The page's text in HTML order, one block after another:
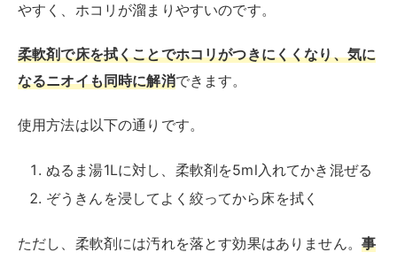
やすく、ホコリが溜まりやすいのです。
柔軟剤で床を拭くことでホコリがつきにくくなり、気に
なるニオイも同時に解消できます。
使用方法は以下の通りです。
ぬるま湯1Lに対し、柔軟剤を5ml入れてかき混ぜる
ぞうきんを浸してよく絞ってから床を拭く
ただし、柔軟剤には汚れを落とす効果はありません。 事